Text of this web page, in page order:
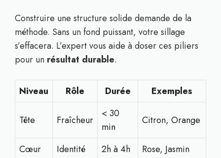
Construire une structure solide demande de la
méthode. Sans un fond puissant, votre sillage
s’effacera. L’expert vous aide à doser ces piliers
pour un résultat durable.
Niveau Rôle Durée Exemples
Tête Fraîcheur
< 30
min
Citron, Orange
Cœur Identité 2h à 4h Rose, Jasmin